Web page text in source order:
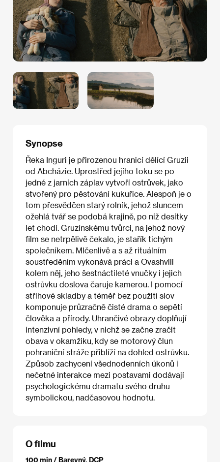
Synopse
Řeka Inguri je přirozenou hranicí dělící Gruzii
od Abcházie. Uprostřed jejího toku se po
jedné z jarních záplav vytvoří ostrůvek, jako
stvořený pro pěstování kukuřice. Alespoň je o
tom přesvědčen starý rolník, jehož sluncem
ožehlá tvář se podobá krajině, po níž desítky
let chodí. Gruzínskému tvůrci, na jehož nový
film se netrpělivě čekalo, je stařík tichým
společníkem. Mlčenlivě a s až rituálním
soustředěním vykonává práci a Ovashvili
kolem něj, jeho šestnáctileté vnučky i jejich
ostrůvku doslova čaruje kamerou. I pomocí
střihové skladby a téměř bez použití slov
komponuje průzračně čisté drama o sepětí
člověka a přírody. Uhrančivé obrazy doplňují
intenzivní pohledy, v nichž se začne zračit
obava v okamžiku, kdy se motorový člun
pohraniční stráže přiblíží na dohled ostrůvku.
Způsob zachycení všednodenních úkonů i
nečetné interakce mezi postavami dodávají
psychologickému dramatu svého druhu
symbolickou, nadčasovou hodnotu.
O filmu
100 min / Barevný, DCP